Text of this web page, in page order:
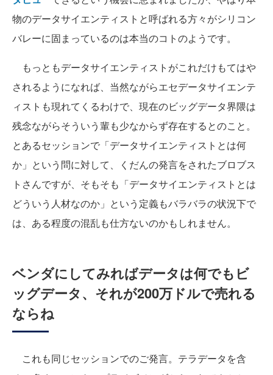
物のデータサイエンティストと呼ばれる方々がシリコン
バレーに固まっているのは本当のコトのようです。
もっともデータサイエンティストがこれだけもてはや
されるようになれば、当然ながらエセデータサイエンテ
ィストも現れてくるわけで、現在のビッグデータ界隈は
残念ながらそういう輩も少なからず存在するとのこと。
とあるセッションで「データサイエンティストとは何
か」という問に対して、くだんの発言をされたブロブス
トさんですが、そもそも「データサイエンティストとは
どういう人材なのか」という定義もバラバラの状況下で
は、ある程度の混乱も仕方ないのかもしれません。
ベンダにしてみればデータは何でもビ
ッグデータ、それが200万ドルで売れる
ならね
これも同じセッションでのご発言。テラデータを含